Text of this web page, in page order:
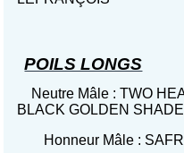
POILS LONGS
Neutre Mâle : TWO
BLACK GOLDEN
Honneur Mâle :